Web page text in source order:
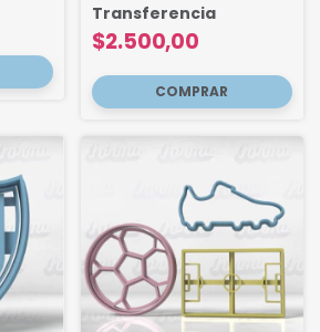
$2.500,00
Transferencia